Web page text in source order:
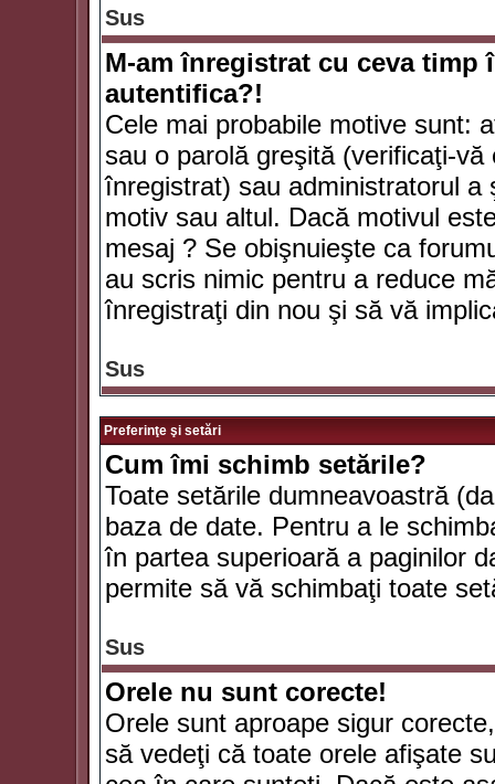
Sus
M-am înregistrat cu ceva timp
autentifica?!
Cele mai probabile motive sunt:
sau o parolă greşită (verificaţi-
înregistrat) sau administratorul
motiv sau altul. Dacă motivul
mesaj ? Se obişnuieşte ca
au scris nimic pentru a reduce
înregistraţi din nou şi să vă
Sus
Preferinţe şi setări
Cum îmi schimb setările?
Toate setările dumneavoastră
baza de date. Pentru a le
în partea superioară a paginilor
permite să vă schimbaţi toate
Sus
Orele nu sunt corecte!
Orele sunt aproape sigur
să vedeţi că toate orele afişate